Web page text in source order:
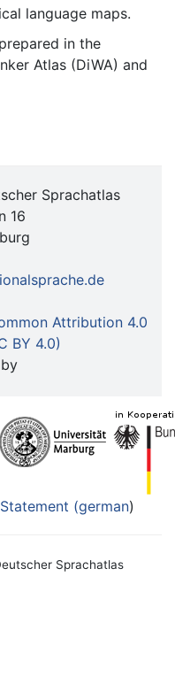
language maps.
in the
Atlas (DiWA) and
Sprachatlas
16
Attribution 4.0
BY 4.0)
(german)
Sprachatlas